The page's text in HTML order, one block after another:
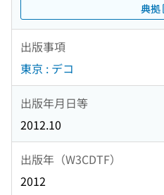
典拠
出版事項
東京 : デコ
出版年月日等
2012.10
出版年（W3CDTF）
2012